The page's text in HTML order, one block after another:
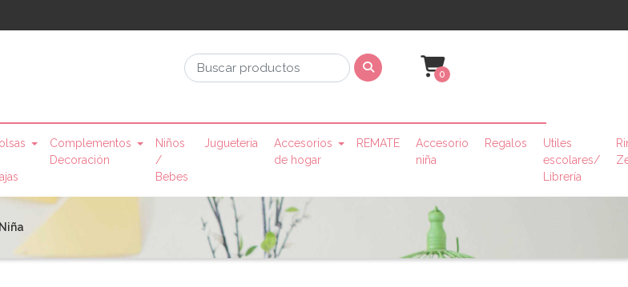
0
Complementos
Decoración
Niños
/
Bebes
Jugueteria
Accesorios
de hogar
REMATE
Accesorio
niña
Regalos
Utiles
escolares/
Librería